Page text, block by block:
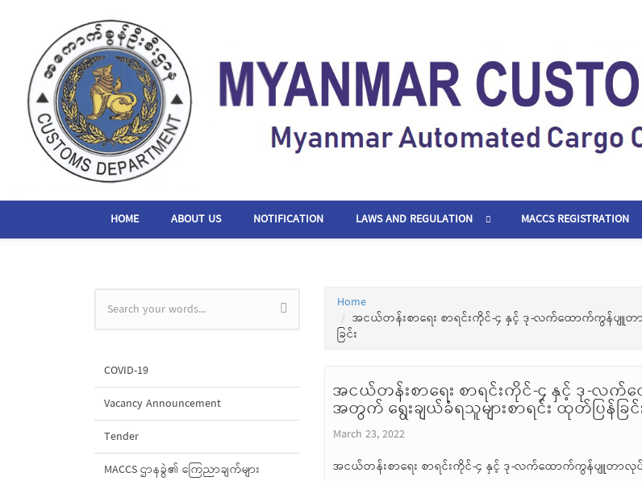
HOME ABOUT US NOTIFICATION LAWS AND REGULATION MACCS REGISTRATION
Search form
COVID-19
Vacancy Announcement
Tender
MACCS ဌာနခွဲ၏ ကြေညာချက်များ
Home
အငယ်တန်းစာရေး စာရင်းကိုင်-၄ နှင့် ဒု-လက်ထောက်ကွန်ပျူတာ
ခြင်း
အငယ်တန်းစာရေး စာရင်းကိုင်-၄ နှင့် ဒု-လက်
အတွက် ရွေးချယ်ခံရသူများစာရင်း ထုတ်ပြန်ခြင်
March 23, 2022
အငယ်တန်းစာရေး စာရင်းကိုင်-၄ နှင့် ဒု-လက်ထောက်ကွန်ပျူတာလုပ်ဆ